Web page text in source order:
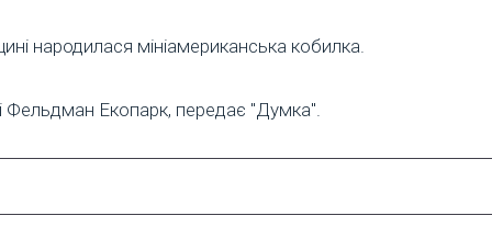
народилася мініамериканська кобилка.
Екопарк, передає "Думка".